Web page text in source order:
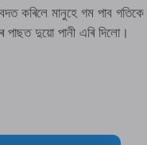
কৰিলে মানুহে গম পাব গতিকে
দুয়ো পানী এৰি দিলো।